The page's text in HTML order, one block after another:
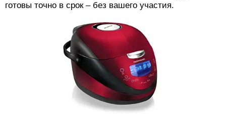
готовы точно в срок – без вашего участия.